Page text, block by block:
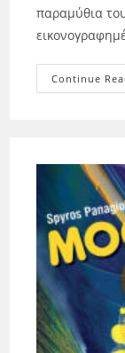
παραμύθια
Continue